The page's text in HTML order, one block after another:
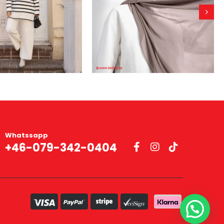
Whatssapp
+46-079-342-0404